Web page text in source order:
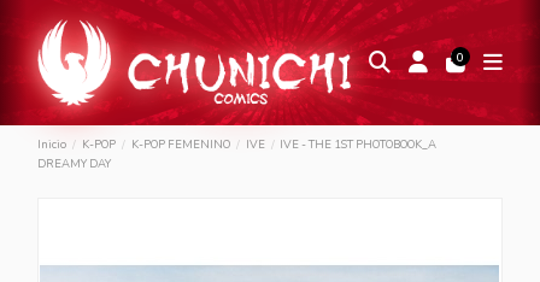
0
Inicio K-POP K-POP FEMENINO IVE
IVE - THE 1ST PHOTOBOOK_A
DREAMY DAY